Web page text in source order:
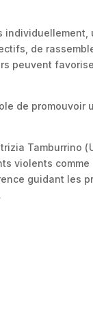
de
de promouvoir
Tamburrino (
violents
guidant les